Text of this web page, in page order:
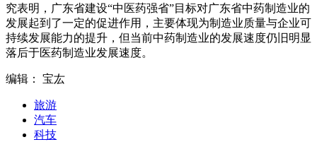
究表明，广东省建设“中医药强省”目标对广东省中药制造业的
发展起到了一定的促进作用，主要体现为制造业质量与企业可
持续发展能力的提升，但当前中药制造业的发展速度仍旧明显
落后于医药制造业发展速度。
编辑： 宝厷
旅游
汽车
科技